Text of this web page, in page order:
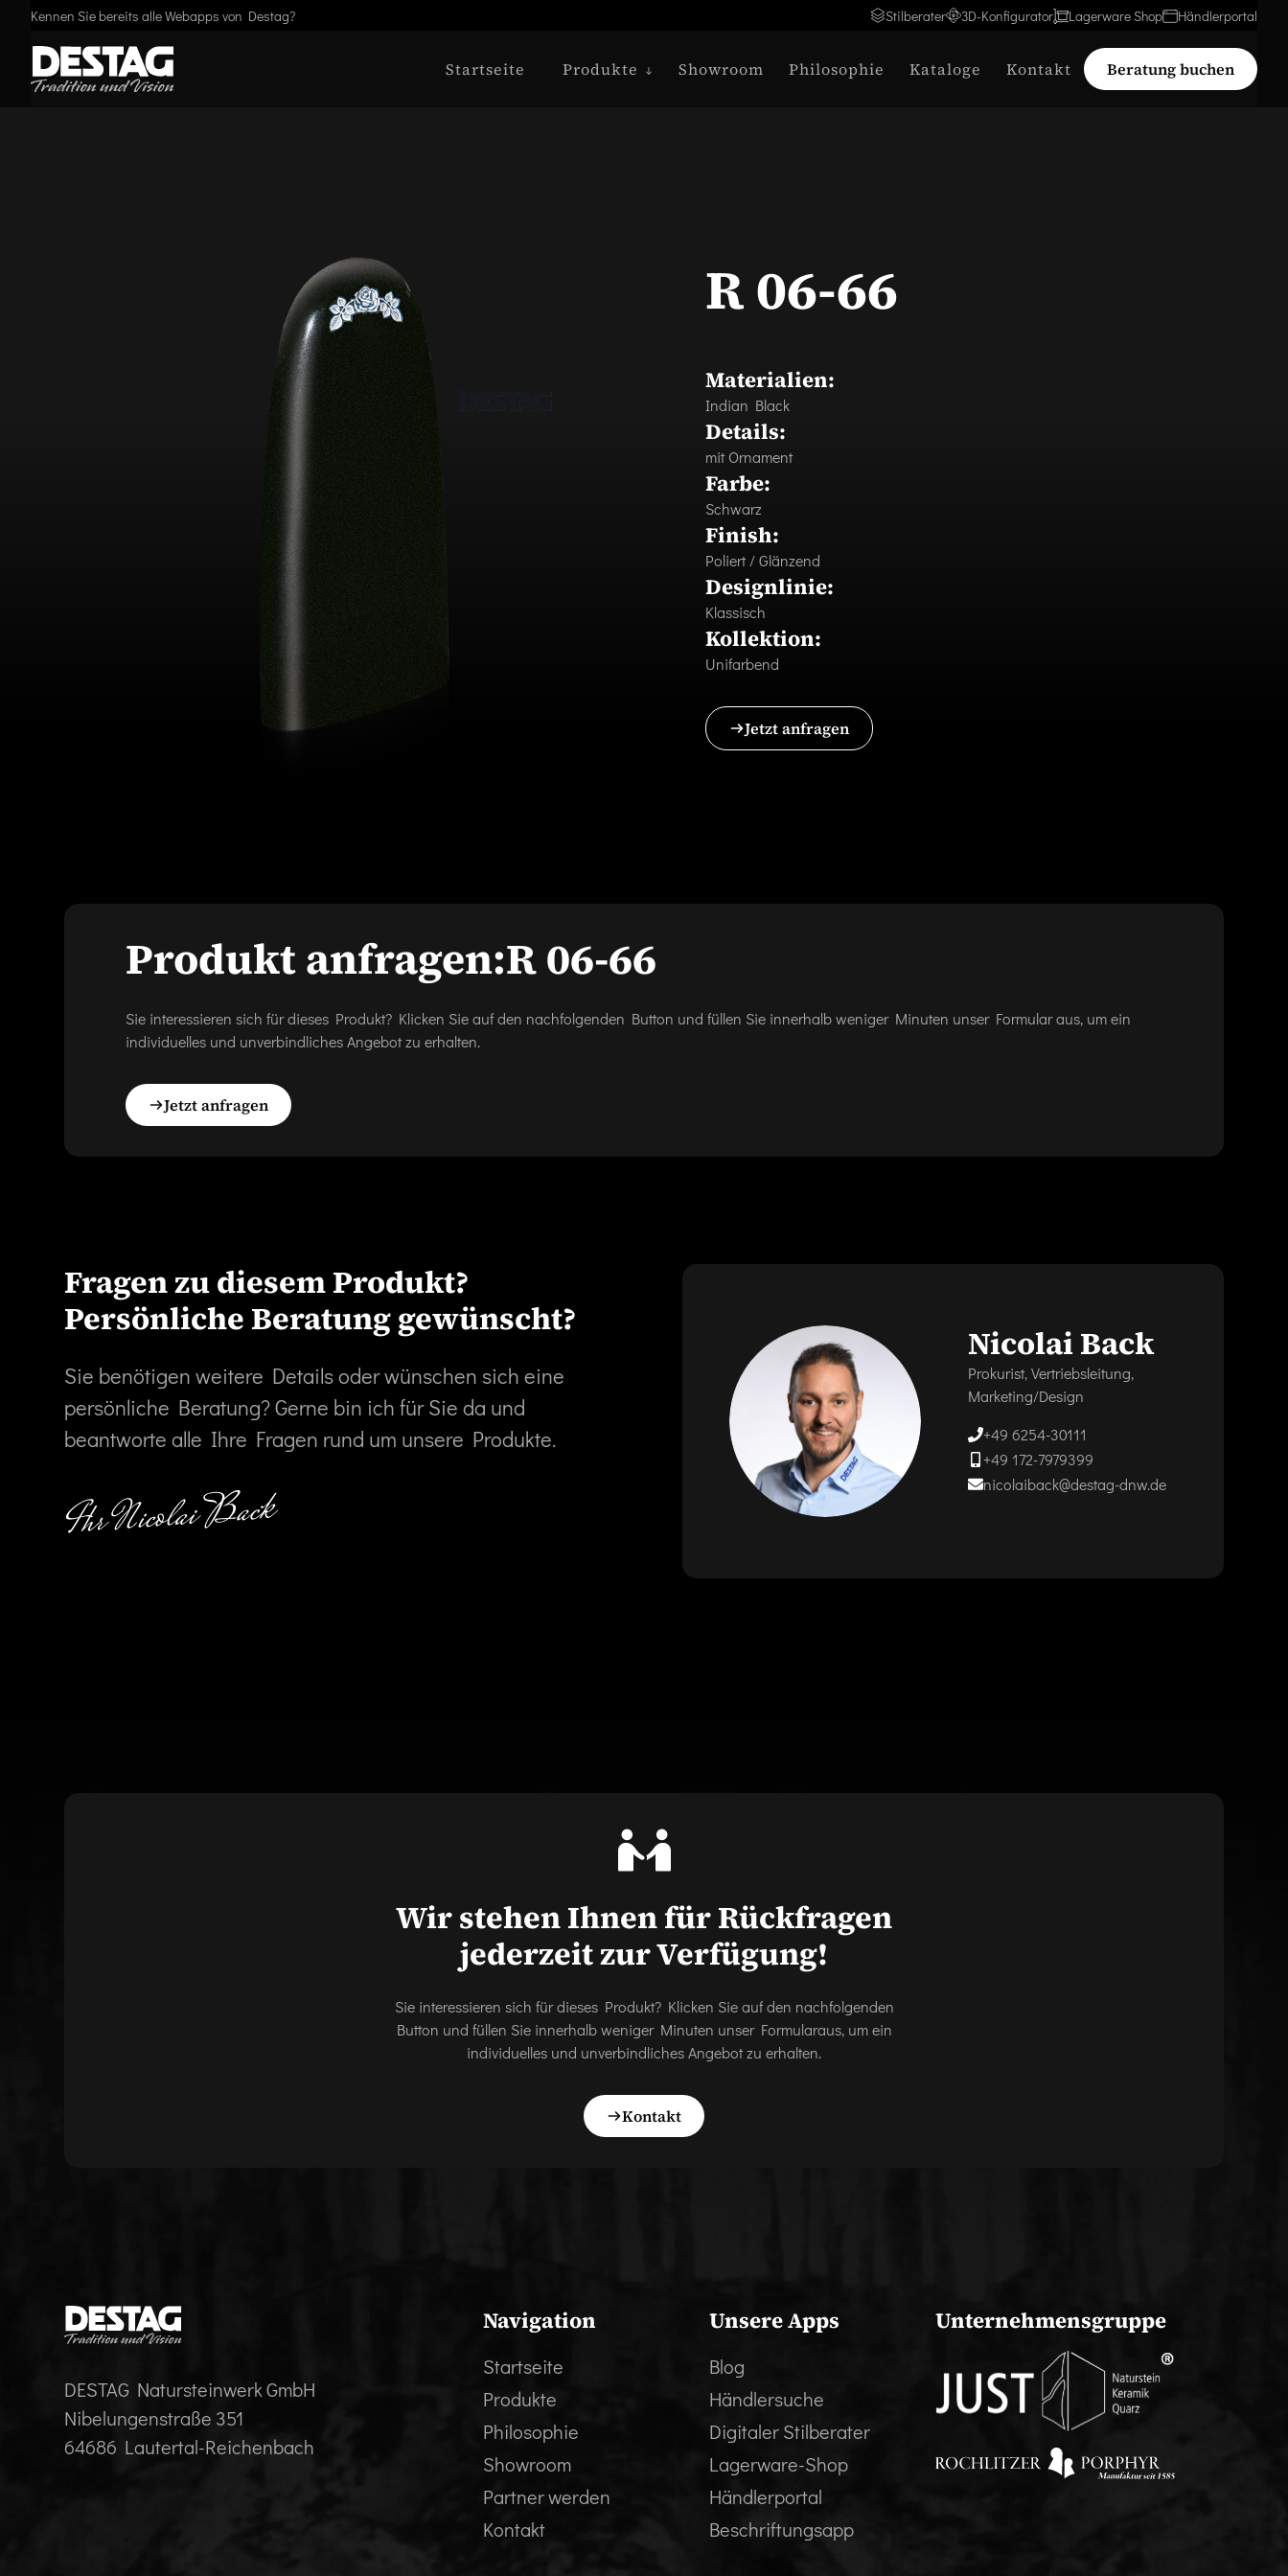
Kennen Sie bereits alle Webapps von Destag? Stilberater 3D-Konfigurator Lagerware Shop Händlerportal
Startseite Produkte Showroom Philosophie Kataloge Kontakt Beratung buchen
R 06-66
Materialien:
Indian Black
Details:
mit Ornament
Farbe:
Schwarz
Finish:
Poliert / Glänzend
Designlinie:
Klassisch
Kollektion:
Unifarbend
Jetzt anfragen
Produkt anfragen:R 06-66
Sie interessieren sich für dieses Produkt? Klicken Sie auf den nachfolgenden Button und füllen Sie innerhalb weniger Minuten unser Formular aus, um ein
individuelles und unverbindliches Angebot zu erhalten.
Jetzt anfragen
Fragen zu diesem Produkt?
Persönliche Beratung gewünscht?
Sie benötigen weitere Details oder wünschen sich eine
persönliche Beratung? Gerne bin ich für Sie da und
beantworte alle Ihre Fragen rund um unsere Produkte.
Nicolai Back
Prokurist, Vertriebsleitung,
Marketing/Design
+49 6254-30111
+49 172-7979399
nicolaiback@destag-dnw.de
Wir stehen Ihnen für Rückfragen
jederzeit zur Verfügung!
Sie interessieren sich für dieses Produkt? Klicken Sie auf den nachfolgenden
Button und füllen Sie innerhalb weniger Minuten unser Formularaus, um ein
individuelles und unverbindliches Angebot zu erhalten.
Kontakt
DESTAG Natursteinwerk GmbH
Nibelungenstraße 351
64686 Lautertal-Reichenbach
Navigation
Startseite
Produkte
Philosophie
Showroom
Partner werden
Kontakt
Unsere Apps
Blog
Händlersuche
Digitaler Stilberater
Lagerware-Shop
Händlerportal
Beschriftungsapp
Unternehmensgruppe